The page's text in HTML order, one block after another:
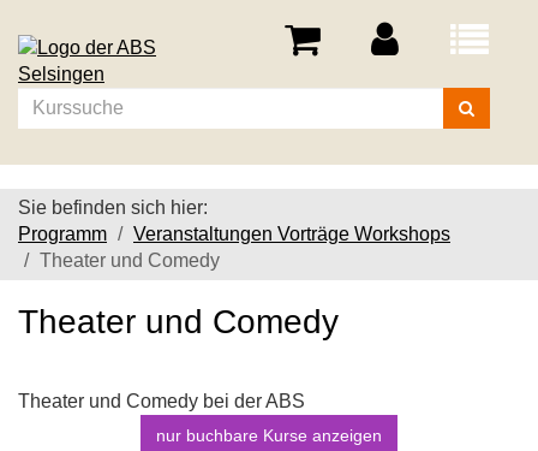
Menü
Kurse
suchen
Sie befinden sich hier:
Programm
Veranstaltungen Vorträge Workshops
Theater und Comedy
Theater und Comedy
Theater und Comedy bei der ABS
nur buchbare Kurse anzeigen